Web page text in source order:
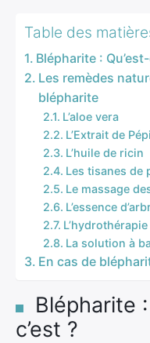
Table des
Blépharite :
Les remèdes
blépharite
L’aloe vera
L’Extrait de
L’huile de ricin
Les tisanes de
Le massage
L’essence
L’hydrothérapie
La solution à
En cas de
Blépharite
c’est ?